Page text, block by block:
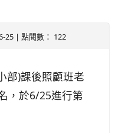
25 | 點閱數： 122
部)課後照顧班老
，於6/25進行第